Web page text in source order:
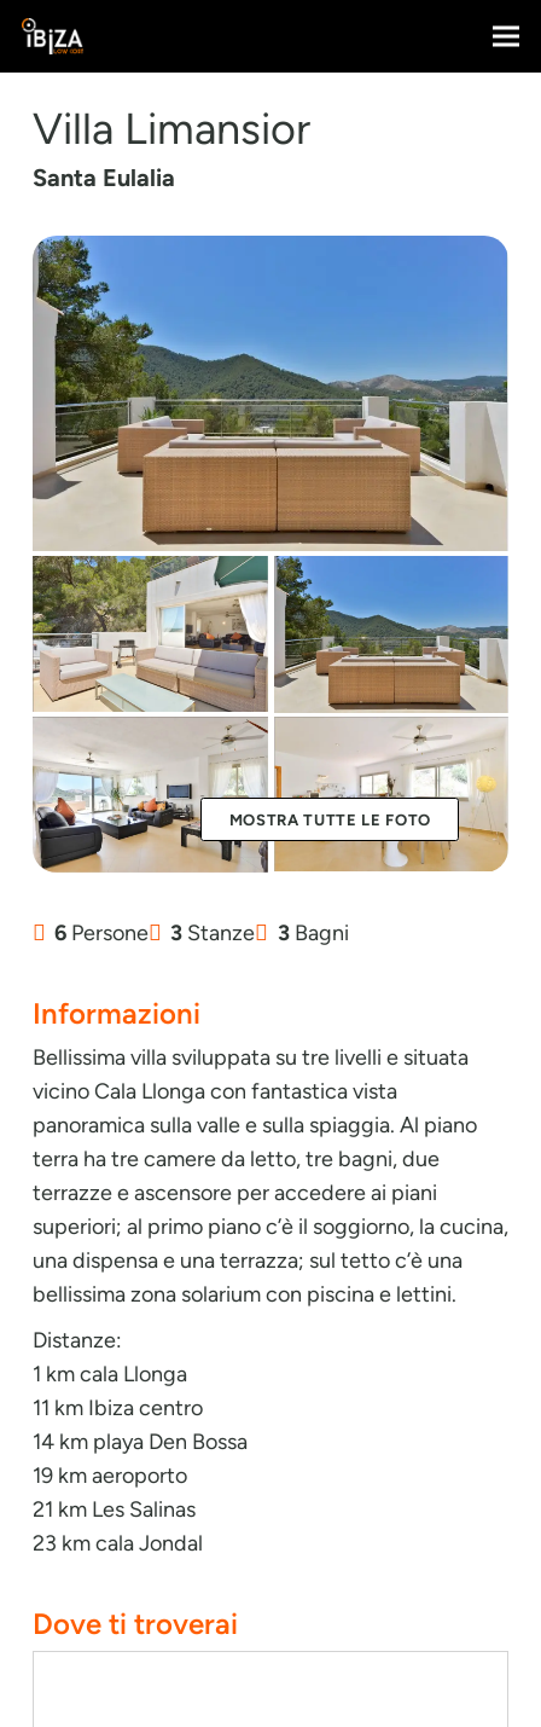
Villa Limansior
Santa Eulalia
MOSTRA TUTTE LE FOTO
6 Persone 3 Stanze 3Bagni
Informazioni
Bellissima villa sviluppata su tre livelli e situata
vicino Cala Llonga con fantastica vista
panoramica sulla valle e sulla spiaggia. Al piano
terra ha tre camere da letto, tre bagni, due
terrazze e ascensore per accedere ai piani
superiori; al primo piano c’è il soggiorno, la cucina,
una dispensa e una terrazza; sul tetto c’è una
bellissima zona solarium con piscina e lettini.
Distanze:
1 km cala Llonga
11 km Ibiza centro
14 km playa Den Bossa
19 km aeroporto
21 km Les Salinas
23 km cala Jondal
Dove ti troverai